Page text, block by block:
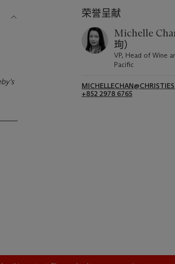
荣誉呈献
Michelle
珣）
VP, Head of Wine
Pacific
+852 2978 6765